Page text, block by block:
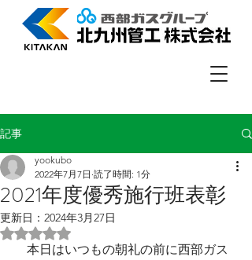
記事
2021年度優秀施行班表彰
yookubo
2022年7月7日 読了時間: 1分
更新日： 2024年3月27日
5つ星のうちNaNと評価されています。
本日はいつもの朝礼の前に西部ガス